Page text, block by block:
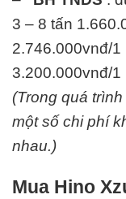
3 – 8 tấn
2.746.000vnđ/1
3.200.000vnđ/1
(Trong quá
một số chi phí
nhau.)
Mua Hino